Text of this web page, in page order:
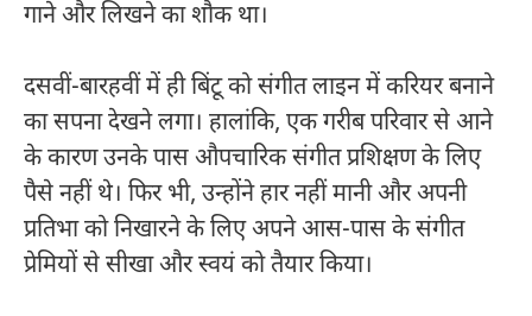
गाने और लिखने का शौक था।
दसवीं-बारहवीं में ही बिंटू को संगीत लाइन में करियर बनाने
का सपना देखने लगा। हालांकि, एक गरीब परिवार से आने
के कारण उनके पास औपचारिक संगीत प्रशिक्षण के लिए
पैसे नहीं थे। फिर भी, उन्होंने हार नहीं मानी और अपनी
प्रतिभा को निखारने के लिए अपने आस-पास के संगीत
प्रेमियों से सीखा और स्वयं को तैयार किया।